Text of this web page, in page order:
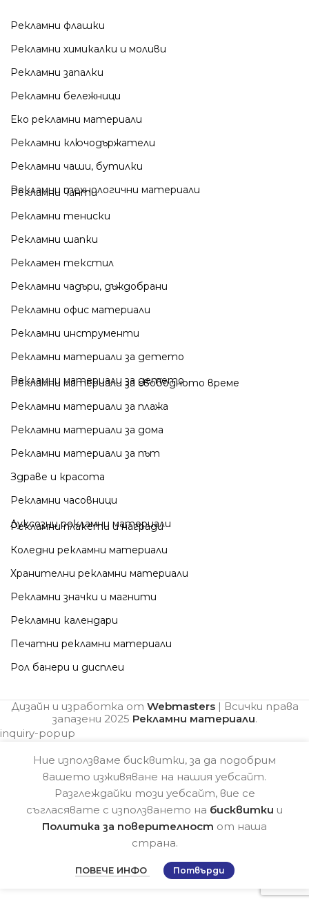
Рекламни флашки
Рекламни химикалки и моливи
Рекламни запалки
Рекламни бележници
Еко рекламни материали
Рекламни ключодържатели
Рекламни чаши, бутилки
Рекламни технологични материали
Рекламни чанти
Рекламни тениски
Рекламни шапки
Рекламен текстил
Рекламни чадъри, дъждобрани
Рекламни офис материали
Рекламни инструменти
Рекламни материали за детето
Рекламни материали за детето
Рекламни материали за свободното време
Рекламни материали за плажа
Рекламни материали за дома
Рекламни материали за път
Здраве и красота
Рекламни часовници
Луксозни рекламни материали
Рекламни плакети и награди
Коледни рекламни материали
Хранителни рекламни материали
Рекламни значки и магнити
Рекламни календари
Печатни рекламни материали
Рол банери и дисплеи
Дизайн и изработка от Webmasters| Всички права
запазени 2025 Рекламни материали.
inquiry-popup
Ние използваме бисквитки, за да подобрим
вашето изживяване на нашия уебсайт.
Разглеждайки този уебсайт, вие се
съгласявате с използването на бисквитки и
Политика за поверителност от наша
страна.
ПОВЕЧЕ ИНФО Потвърди